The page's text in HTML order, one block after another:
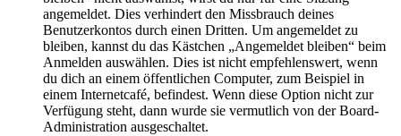
angemeldet. Dies verhindert den Missbrauch deines
Benutzerkontos durch einen Dritten. Um angemeldet zu
bleiben, kannst du das Kästchen „Angemeldet bleiben“ beim
Anmelden auswählen. Dies ist nicht empfehlenswert, wenn
du dich an einem öffentlichen Computer, zum Beispiel in
einem Internetcafé, befindest. Wenn diese Option nicht zur
Verfügung steht, dann wurde sie vermutlich von der Board-
Administration ausgeschaltet.